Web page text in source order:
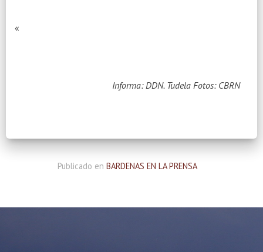
«
Informa: DDN. Tudela Fotos: CBRN
Publicado en BARDENAS EN LA PRENSA